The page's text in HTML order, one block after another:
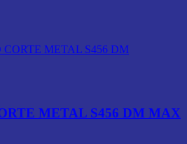
METAL S456 DM MAX